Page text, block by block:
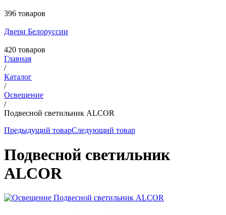
396 товаров
Двери Белоруссии
420 товаров
Главная
/
Каталог
/
Освещение
/
Подвесной светильник ALCOR
Предыдущий товарСледующий товар
Подвесной светильник
ALCOR